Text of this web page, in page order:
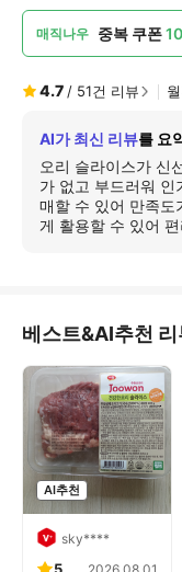
매직나우 중복 쿠폰
4.7 / 51건 리뷰
AI가 최신 리뷰를 요
오리 슬라이스가 신
가 없고 부드러워 인
매할 수 있어 만족도
게 활용할 수 있어
베스트&AI추천 리
AI추천
sky****